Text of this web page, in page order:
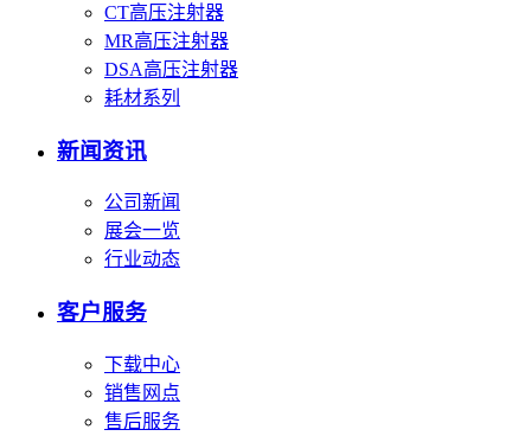
CT高压注射器
MR高压注射器
DSA高压注射器
耗材系列
新闻资讯
公司新闻
展会一览
行业动态
客户服务
下载中心
销售网点
售后服务